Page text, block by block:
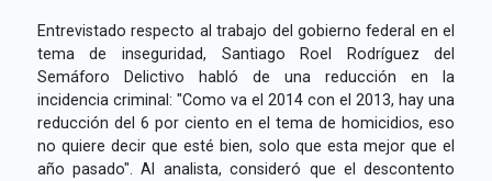
Entrevistado respecto al trabajo del gobierno federal en el
tema de inseguridad, Santiago Roel Rodríguez del
Semáforo Delictivo habló de una reducción en la
incidencia criminal: "Como va el 2014 con el 2013, hay una
reducción del 6 por ciento en el tema de homicidios, eso
no quiere decir que esté bien, solo que esta mejor que el
año pasado". Al analista, consideró que el descontento